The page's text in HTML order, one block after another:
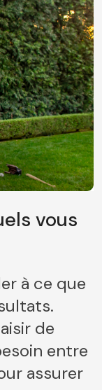
vous
à ce que
de
entre
assurer